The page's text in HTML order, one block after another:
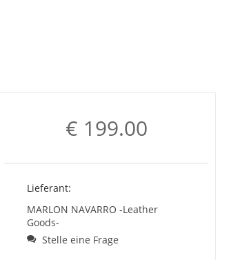
€ 199.00
Lieferant:
MARLON NAVARRO -Leather
Goods-
Stelle eine Frage